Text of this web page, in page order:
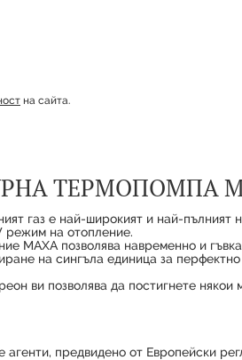
на сайта.
ТЕРМОПОМПА
газ е най-широкият и най-пълният
режим на отопление.
MAXA позволява навременно и
на сингъла единица за
ви позволява да постигнете някои
предвидено от Европейски